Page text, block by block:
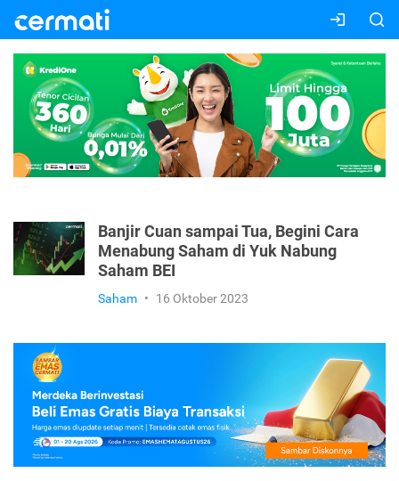
Banjir Cuan sampai Tua, Begini Cara
Menabung Saham di Yuk Nabung
Saham BEI
Saham • 16 Oktober 2023